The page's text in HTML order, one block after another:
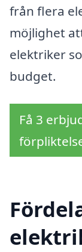
från flera
möjlighet
elektriker
budget.
Få 3